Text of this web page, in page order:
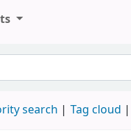
search Tag cloud